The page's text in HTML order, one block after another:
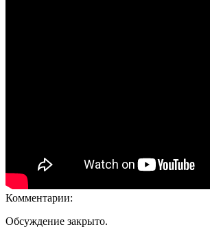
Комментарии:
Обсуждение закрыто.